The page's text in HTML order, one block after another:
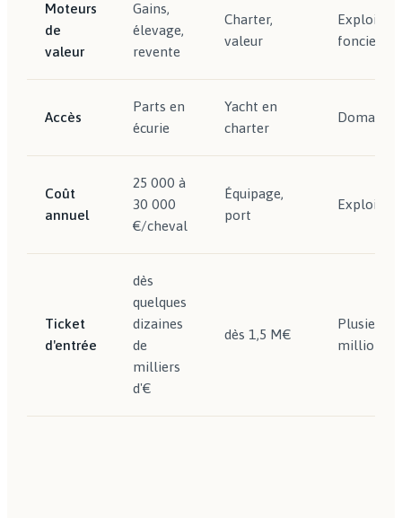
Moteurs
de
valeur
Gains,
élevage,
revente
Charter,
valeur
foncier
Accès
Parts en
écurie
Yacht en
charter
Domaine
Coût
annuel
25 000 à
30 000
€/cheval
Équipage,
port
Ticket
d'entrée
dès
quelques
dizaines
de
milliers
d'€
dès 1,5 M€
Plusieurs
millions